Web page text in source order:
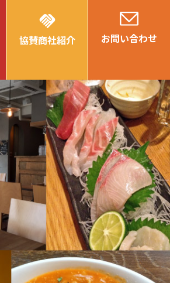
handshake
協賛商社紹介 お問い合わせ